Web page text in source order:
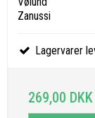
Zanussi
Lagervarer
269,00 DKK